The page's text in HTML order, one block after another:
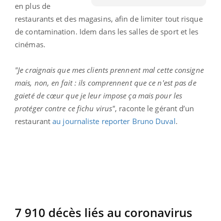
en plus de
restaurants et des magasins, afin de limiter tout risque
de contamination. Idem dans les salles de sport et les
cinémas.
"Je craignais que mes clients prennent mal cette consigne
mais, non, en fait : ils comprennent que ce n'est pas de
gaieté de cœur que je leur impose ça mais pour les
protéger contre ce fichu virus", raconte le gérant d’un
restaurantau journaliste reporter Bruno Duval.
7 910 décès liés au coronavirus